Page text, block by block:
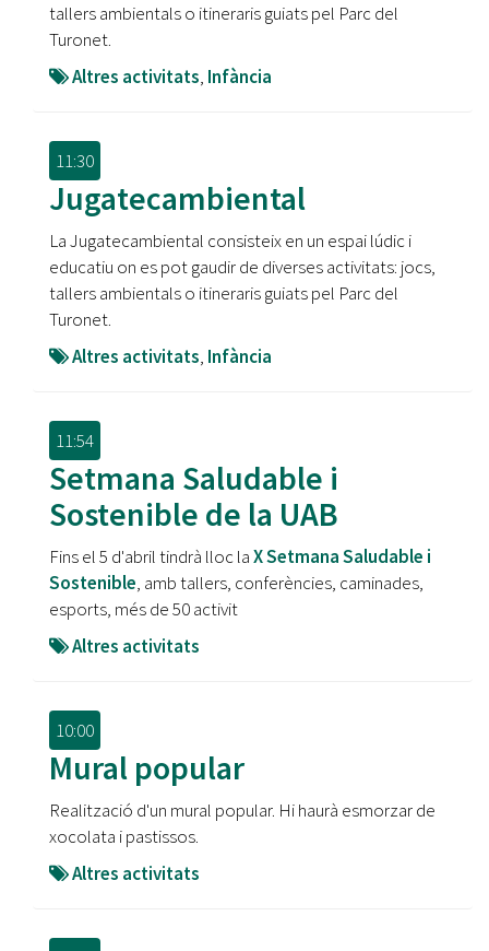
tallers ambientals o itineraris guiats pel Parc del
Turonet.
Altres activitats, Infància
11:30
Jugatecambiental
La Jugatecambiental consisteix en un espai lúdic i
educatiu on es pot gaudir de diverses activitats: jocs,
tallers ambientals o itineraris guiats pel Parc del
Turonet.
Altres activitats, Infància
11:54
Setmana Saludable i
Sostenible de la UAB
Fins el 5 d'abril tindrà lloc laX Setmana Saludable i
Sostenible, amb tallers, conferències, caminades,
esports, més de 50 activit
Altres activitats
10:00
Mural popular
Realització d'un mural popular. Hi haurà esmorzar de
xocolata i pastissos.
Altres activitats